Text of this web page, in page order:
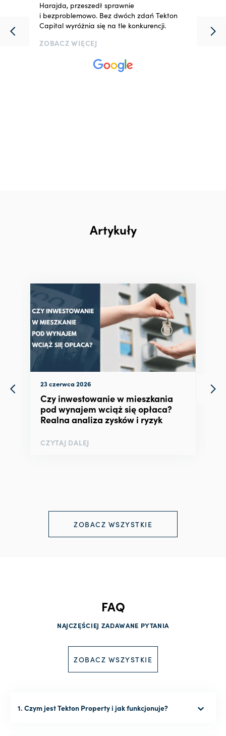
Harajda, przeszedł sprawnie
i bezproblemowo. Bez dwóch zdań Tekton
Capital wyróżnia się na tle konkurencji.
ZOBACZ WIĘCEJ
Artykuły
23 czerwca 2026
Czy inwestowanie w mieszkania
pod wynajem wciąż się opłaca?
Realna analiza zysków i ryzyk
CZYTAJ DALEJ
ZOBACZ WSZYSTKIE
FAQ
NAJCZĘŚCIEJ ZADAWANE PYTANIA
ZOBACZ WSZYSTKIE
1. Czym jest Tekton Property i jak funkcjonuje?